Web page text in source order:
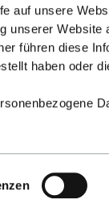
auf unsere
unserer
führen diese
haben oder